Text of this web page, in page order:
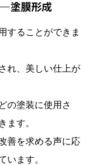
することができま
れ、美しい仕上が
の塗装に使用さ
ます。
善を求める声に応
います。